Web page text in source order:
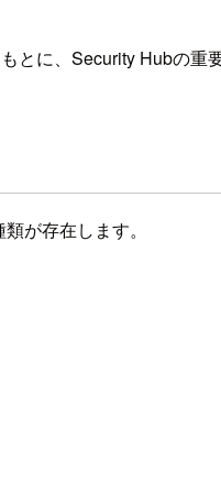
とに、Security Hubの重
が存在します。